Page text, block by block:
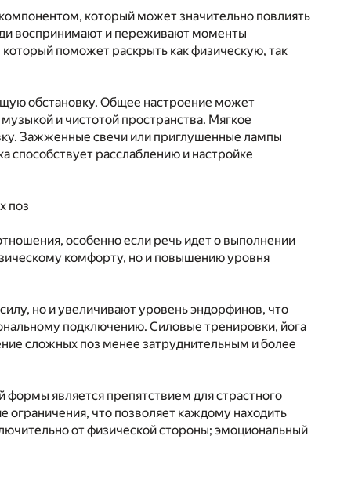
который может значительно повлиять
воспринимают и переживают моменты
который поможет раскрыть как физическую, так
обстановку. Общее настроение может
и чистотой пространства. Мягкое
Зажженные свечи или приглушенные лампы
способствует расслаблению и настройке
поз
особенно если речь идет о выполнении
комфорту, но и повышению уровня
но и увеличивают уровень эндорфинов, что
подключению. Силовые тренировки, йога
сложных поз менее затруднительным и более
формы является препятствием для страстного
что позволяет каждому находить
от физической стороны; эмоциональный